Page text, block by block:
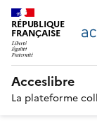
RÉPUBLIQUE
FRANÇAISE
Acceslibre
La plateforme